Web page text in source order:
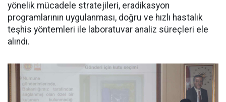
yönelik mücadele stratejileri, eradikasyon
programlarının uygulanması, doğru ve hızlı hastalık
teşhis yöntemleri ile laboratuvar analiz süreçleri ele
alındı.